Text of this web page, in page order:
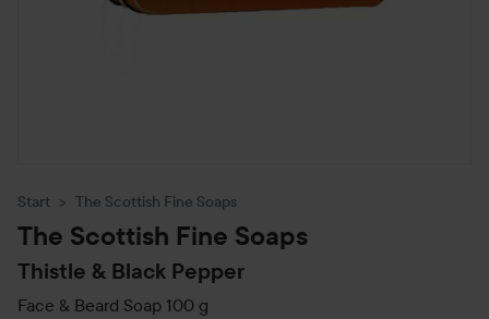
Start The Scottish Fine Soaps
The Scottish Fine Soaps
Thistle & Black Pepper
Face & Beard Soap 100 g